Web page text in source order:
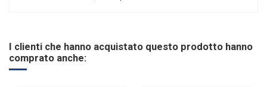
Riordinabile No
Categoria Prodotto
I clienti che hanno acquistato questo prodotto hanno
comprato anche: